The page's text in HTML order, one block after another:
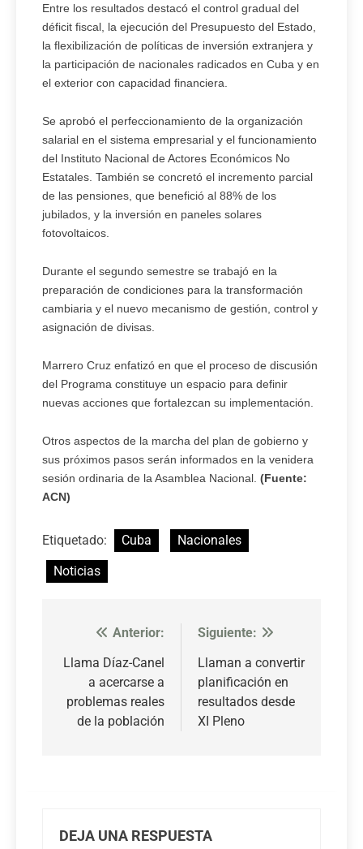
Entre los resultados destacó el control gradual del
déficit fiscal, la ejecución del Presupuesto del Estado,
la flexibilización de políticas de inversión extranjera y
la participación de nacionales radicados en Cuba y en
el exterior con capacidad financiera.
Se aprobó el perfeccionamiento de la organización
salarial en el sistema empresarial y el funcionamiento
del Instituto Nacional de Actores Económicos No
Estatales. También se concretó el incremento parcial
de las pensiones, que benefició al 88% de los
jubilados, y la inversión en paneles solares
fotovoltaicos.
Durante el segundo semestre se trabajó en la
preparación de condiciones para la transformación
cambiaria y el nuevo mecanismo de gestión, control y
asignación de divisas.
Marrero Cruz enfatizó en que el proceso de discusión
del Programa constituye un espacio para definir
nuevas acciones que fortalezcan su implementación.
Otros aspectos de la marcha del plan de gobierno y
sus próximos pasos serán informados en la venidera
sesión ordinaria de la Asamblea Nacional. (Fuente:
ACN)
Etiquetado: Cuba
Nacionales
Noticias
Navegación
de
entradas
Anterior:
Llama Díaz-Canel
a acercarse a
problemas reales
de la población
Siguiente:
Llaman a convertir
planificación en
resultados desde
XI Pleno
DEJA UNA RESPUESTA